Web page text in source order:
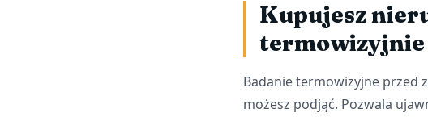
Kupujesz
termowizyjnie
Badanie termowizyjne przed
możesz podjąć. Pozwala